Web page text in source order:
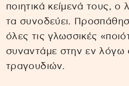
ποιητικά κείμενά τους,
τα συνοδεύει.
όλες τις γλωσσικές
συναντάμε στην εν λόγω
τραγουδιών.